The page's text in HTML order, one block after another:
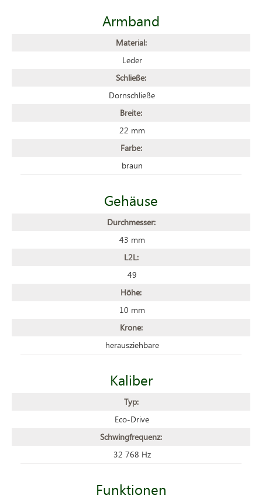
Armband
Material:
Leder
Schließe:
Dornschließe
Breite:
22 mm
Farbe:
braun
Gehäuse
Durchmesser:
43 mm
L2L:
49
Höhe:
10 mm
Krone:
herausziehbare
Kaliber
Typ:
Eco-Drive
Schwingfrequenz:
32 768 Hz
Funktionen